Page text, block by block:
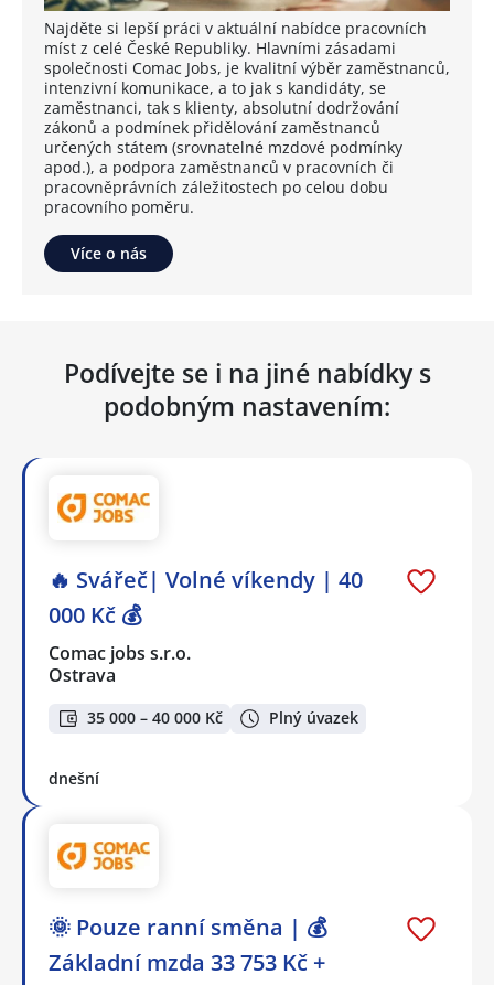
Najděte si lepší práci v aktuální nabídce pracovních
míst z celé České Republiky. Hlavními zásadami
společnosti Comac Jobs, je kvalitní výběr zaměstnanců,
intenzivní komunikace, a to jak s kandidáty, se
zaměstnanci, tak s klienty, absolutní dodržování
zákonů a podmínek přidělování zaměstnanců
určených státem (srovnatelné mzdové podmínky
apod.), a podpora zaměstnanců v pracovních či
pracovněprávních záležitostech po celou dobu
pracovního poměru.
Více o nás
Podívejte se i na jiné nabídky s
podobným nastavením:
🔥 Svářeč| Volné víkendy | 40
000 Kč 💰
Comac jobs s.r.o.
Ostrava
35 000 – 40 000 Kč Plný úvazek
dnešní
🌞 Pouze ranní směna | 💰
Základní mzda 33 753 Kč +